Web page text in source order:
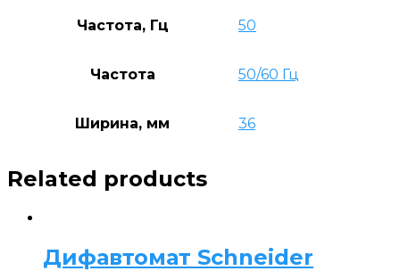
Частота, Гц 50
Частота 50/60 Гц
Ширина, мм 36
Related products
Дифавтомат Schneider